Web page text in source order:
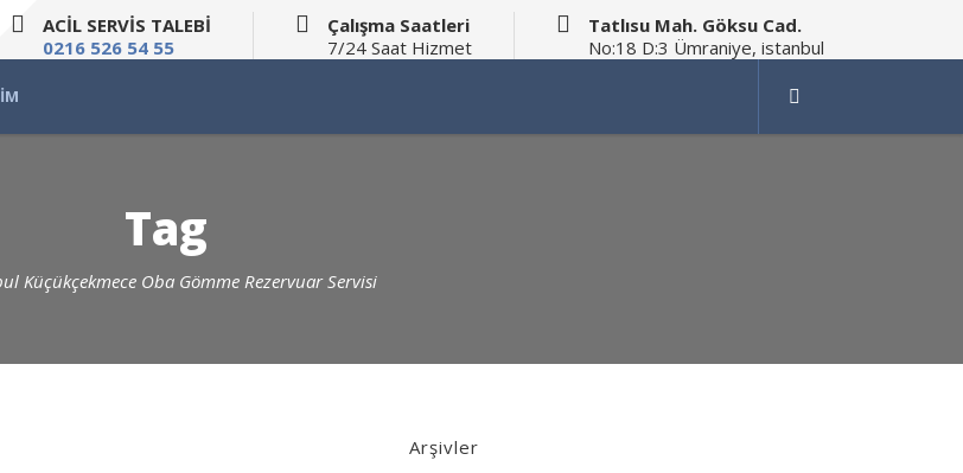
ACİL SERVİS TALEBİ
0216 526 54 55
Çalışma Saatleri
7/24 Saat Hizmet
Tatlısu Mah. Göksu Cad.
No:18 D:3 Ümraniye, istanbul
Tag
Küçükçekmece Oba Gömme Rezervuar Servisi
Arşivler